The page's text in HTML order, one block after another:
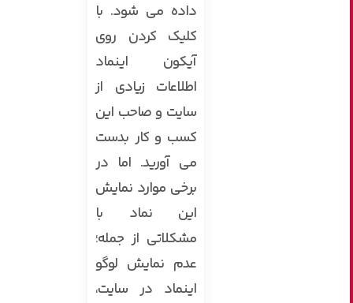
داده می شود. با
کلیک کردن روی
آیکون اینماد
اطلاعات زیادی از
سایت و صاحب این
کسب و کار بدست
می آورید. اما در
برخی موارد نمایش
این نماد با
مشکلاتی از جمله؛
عدم نمایش لوگو
اینماد در سایت،